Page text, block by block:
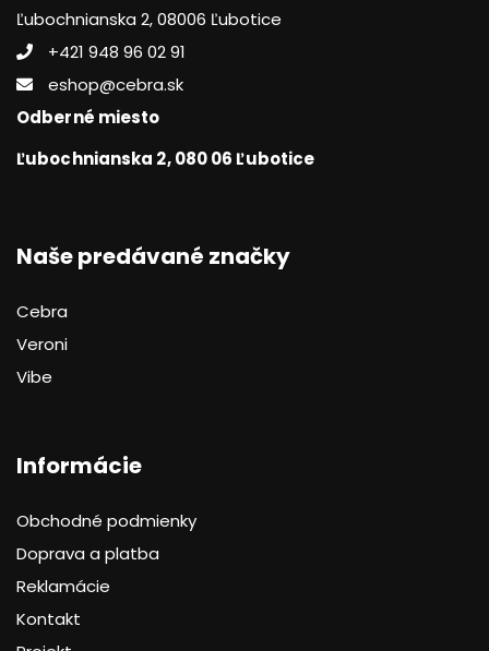
Ľubochnianska 2, 08006 Ľubotice
+421 948 96 02 91
eshop@cebra.sk
Odberné miesto
Ľubochnianska 2, 080 06 Ľubotice
Naše predávané značky
Cebra
Veroni
Vibe
Informácie
Obchodné podmienky
Doprava a platba
Reklamácie
Kontakt